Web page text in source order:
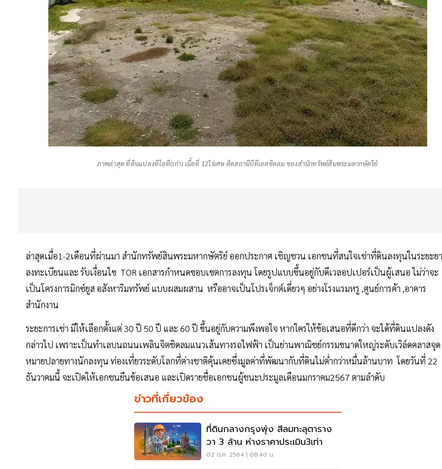
ภาพล่าสุด ที่ดินแปลงทีโอที(เก่า) เนื้อที่ 12ไร่เศษ ติดสถานีบีทีเอสชิดลม ของสำนักทรัพย์สินพระมหากษัตริย์
ล่าสุดเมื่อ1-2เดือนที่ผ่านมา สำนักทรัพย์สินพระมหากษัตริย์ ออกประกาศ เชิญชวน เอกชนที่สนใจเช่าที่ดินลงทุนในระยะย
ลงทะเบียนและ รับเงื่อนไข TOR เอกสารกำหนดขอบเขตการลงทุน โดยรูปแบบขึ้นอยู่กับดีเวลอปเปอร์เป็นผู้เสนอ ไม่ว่าจะ
เป็นโครงการมิกซ์ยูส อสังหาริมทรัพย์ แบบผสมผสาน หรืออาจเป็นโปรเจ็กต์เดี่ยวๆ อย่างโรงแรมหรู ,ศูนย์การค้า ,อาคาร
สำนักงาน
ระยะการเช่า มีให้เลือกตั้งแต่ 30 ปี 50 ปี และ 60 ปี ขึ้นอยู่กับความพึงพอใจ หากใครให้ข้อเสนอที่ดีกว่า จะได้ที่ดินแปลงดัง
กล่าวไป เพราะเป็นทำเลบนถนนเพลินจิตชิดลมแนวเส้นทางรถไฟฟ้า เป็นย่านพาณิชย์กรรมขนาดใหญ่ระดับเวิล์ดคลาสจุด
หมายปลายทางนักลงทุน ท่องเที่ยวระดับโลกที่ต่างชาติคุ้นเคยซึ่งมูลค่าที่พัฒนากับที่ดินไม่ตํ่ากว่าหมื่นล้านบาท โดยวันที่ 22
ธันวาคมนี้ จะเปิดให้เอกชนยืนข้อเสนอ และเปิดรายชื่อเอกชนผู้ชนะประมูลเดือนมกราคม2567 ตามลำดับ
ข่าวที่เกี่ยวข้อง
ที่ดินกลางกรุงพุ่ง สีลมทะลุตาราง
วา 3 ล้าน ห่างราคาประเมิน3เท่า
02 ต.ค. 2564 | 08:40 น.